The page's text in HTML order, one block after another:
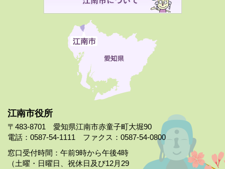
江南市役所
〒483-8701 愛知県江南市赤童子町大堀90
電話：0587-54-1111 ファクス：0587-54-0800
窓口受付時間：午前9時から午後4時
（土曜・日曜日、祝休日及び12月29